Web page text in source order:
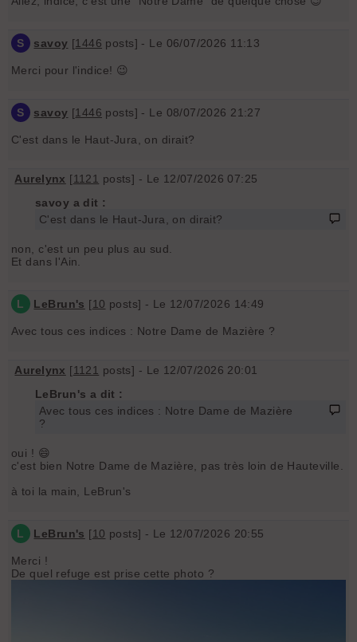
S savoy [1446 posts] - Le 06/07/2026 11:13
Merci pour l'indice! 😉
S savoy [1446 posts] - Le 08/07/2026 21:27
C'est dans le Haut-Jura, on dirait?
Aurelynx [1121 posts] - Le 12/07/2026 07:25
savoy a dit :
C'est dans le Haut-Jura, on dirait?
non, c'est un peu plus au sud.
Et dans l'Ain.
L LeBrun's [10 posts] - Le 12/07/2026 14:49
Avec tous ces indices : Notre Dame de Mazière ?
Aurelynx [1121 posts] - Le 12/07/2026 20:01
LeBrun's a dit :
Avec tous ces indices : Notre Dame de Mazière
?
oui ! 😄
c'est bien Notre Dame de Mazière, pas très loin de Hauteville.
à toi la main, LeBrun's
L LeBrun's [10 posts] - Le 12/07/2026 20:55
Merci !
De quel refuge est prise cette photo ?